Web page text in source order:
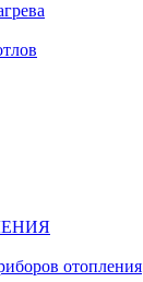
отопления